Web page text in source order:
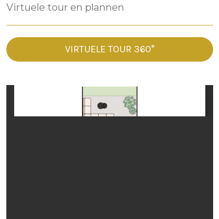
Virtuele tour en plannen
VIRTUELE TOUR 360°